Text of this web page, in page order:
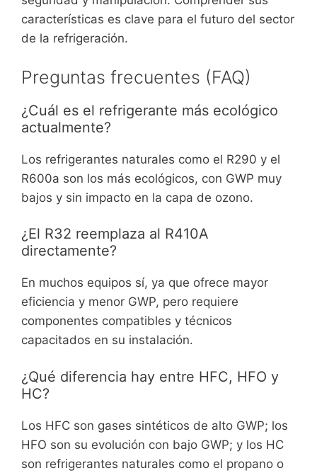
características es clave para el futuro del sector
de la refrigeración.
Preguntas frecuentes (FAQ)
¿Cuál es el refrigerante más ecológico
actualmente?
Los refrigerantes naturales como el R290 y el
R600a son los más ecológicos, con GWP muy
bajos y sin impacto en la capa de ozono.
¿El R32 reemplaza al R410A
directamente?
En muchos equipos sí, ya que ofrece mayor
eficiencia y menor GWP, pero requiere
componentes compatibles y técnicos
capacitados en su instalación.
¿Qué diferencia hay entre HFC, HFO y
HC?
Los HFC son gases sintéticos de alto GWP; los
HFO son su evolución con bajo GWP; y los HC
son refrigerantes naturales como el propano o